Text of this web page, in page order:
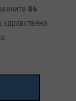
84
здравствена